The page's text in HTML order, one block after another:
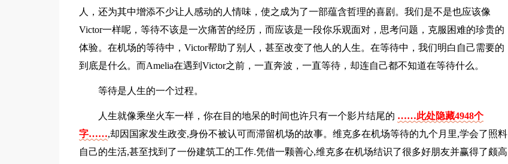
人，还为其中增添不少让人感动的人情味，使之成为了一部蕴含哲理的喜剧。我们是不是也应该像
Victor一样呢，等待不该是一次痛苦的经历，而应该是一段你乐观面对，思考问题，克服困难的珍贵的
体验。在机场的等待中，Victor帮助了别人，甚至改变了他人的人生。在等待中，我们明白自己需要的
到底是什么。而Amelia在遇到Victor之前，一直奔波，一直等待，却连自己都不知道在等待什么。
等待是人生的一个过程。
人生就像乘坐火车一样，你在目的地呆的时间也许只有一个影片结尾的 ……此处隐藏4948个
字……,却因国家发生政变,身份不被认可而滞留机场的故事。维克多在机场等待的九个月里,学会了照料
自己的生活,甚至找到了一份建筑工的工作.凭借一颗善心,维克多在机场结识了很多好朋友并赢得了颇高